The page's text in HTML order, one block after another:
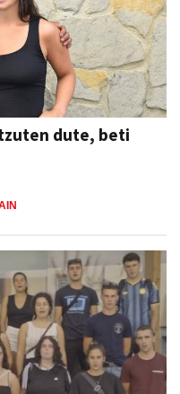
dute, beti